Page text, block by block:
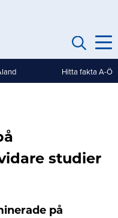
Hitta fakta A-Ö
studier
på